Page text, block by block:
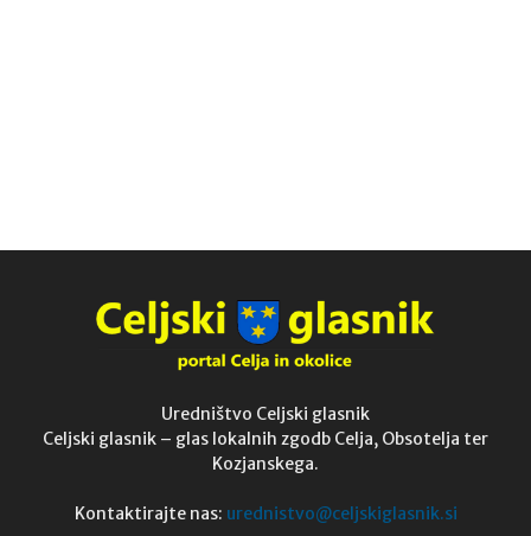
Uredništvo Celjski glasnik
Celjski glasnik – glas lokalnih zgodb Celja, Obsotelja ter
Kozjanskega.
Kontaktirajte nas: urednistvo@celjskiglasnik.si